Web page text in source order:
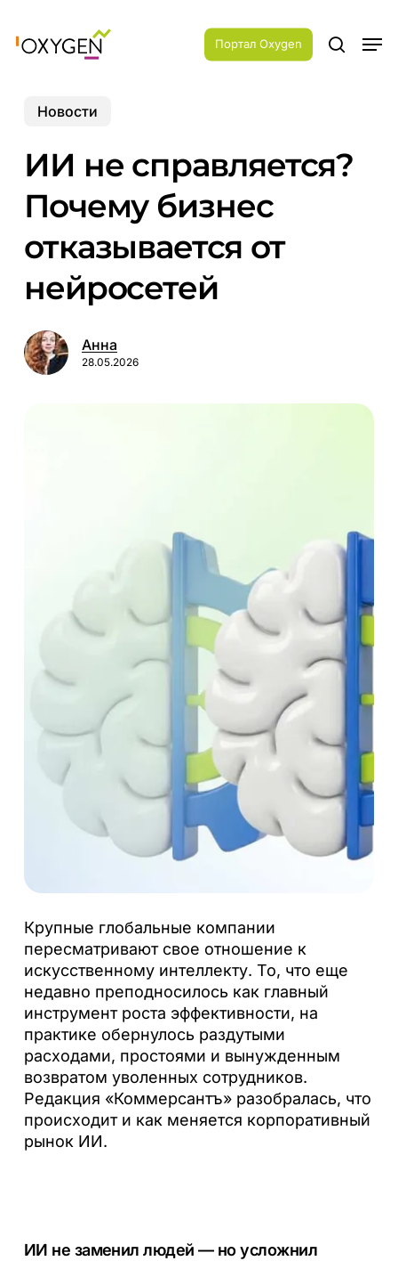
main
Портал Oxygen search
Новости
ИИ не справляется?
Почему бизнес
отказывается от
нейросетей
Анна
28.05.2026
Крупные глобальные компании
пересматривают свое отношение к
искусственному интеллекту. То, что еще
недавно преподносилось как главный
инструмент роста эффективности, на
практике обернулось раздутыми
расходами, простоями и вынужденным
возвратом уволенных сотрудников.
Редакция «Коммерсантъ» разобралась, что
происходит и как меняется корпоративный
рынок ИИ.
ИИ не заменил людей — но усложнил